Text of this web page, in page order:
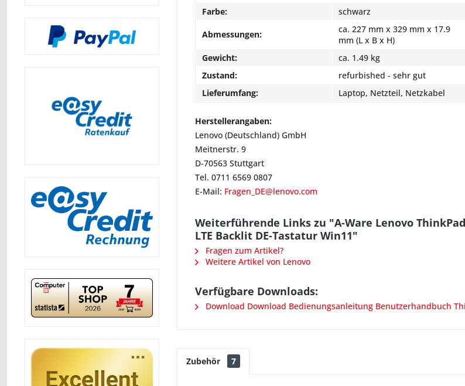
Farbe:
schwarz
Abmessungen:
ca. 227 mm x 329 mm x 17.9
mm (L x B x H)
Gewicht:
ca. 1.49 kg
Zustand:
refurbished - sehr gut
Lieferumfang:
Laptop, Netzteil, Netzkabel
Herstellerangaben:
Lenovo (Deutschland) GmbH
Meitnerstr. 9
D-70563 Stuttgart
Tel. 0711 6569 0807
E-Mail: Fragen_DE@lenovo.com
Weiterführende Links zu "A-Ware Lenovo ThinkPad
LTE Backlit DE-Tastatur Win11"
Fragen zum Artikel?
Weitere Artikel von Lenovo
Verfügbare Downloads:
Download Download Bedienungsanleitung Benutzerhandbuch
Zubehör 7